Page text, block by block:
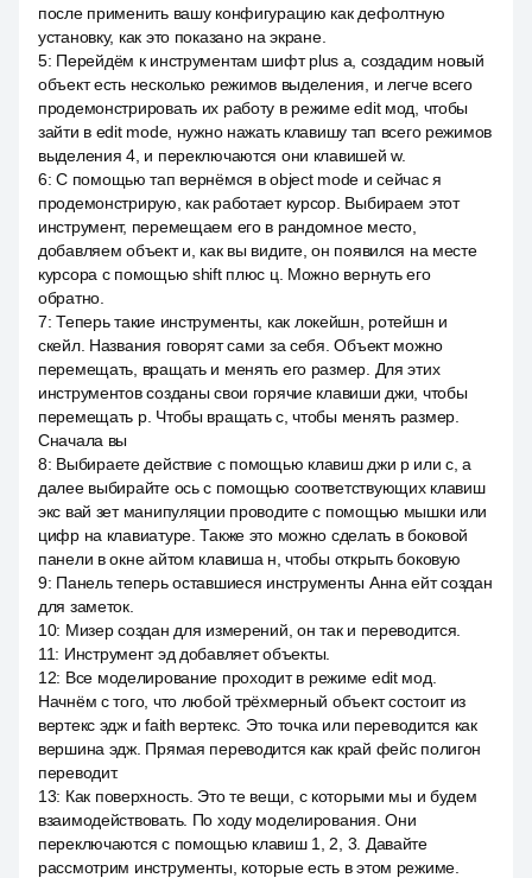
после применить вашу конфигурацию как дефолтную
установку, как это показано на экране.
5: Перейдём к инструментам шифт plus a, создадим новый
объект есть несколько режимов выделения, и легче всего
продемонстрировать их работу в режиме edit мод, чтобы
зайти в edit mode, нужно нажать клавишу тап всего режимов
выделения 4, и переключаются они клавишей w.
6:С помощью тап вернёмся в object mode и сейчас я
продемонстрирую, как работает курсор. Выбираем этот
инструмент, перемещаем его в рандомное место,
добавляем объект и, как вы видите, он появился на месте
курсора с помощью shift плюс ц. Можно вернуть его
обратно.
7:Теперь такие инструменты, как локейшн, ротейшн и
скейл. Названия говорят сами за себя. Объект можно
перемещать, вращать и менять его размер. Для этих
инструментов созданы свои горячие клавиши джи, чтобы
перемещать р. Чтобы вращать с, чтобы менять размер.
Сначала вы
8: Выбираете действие с помощью клавиш джи р или с, а
далее выбирайте ось с помощью соответствующих клавиш
экс вай зет манипуляции проводите с помощью мышки или
цифр на клавиатуре. Также это можно сделать в боковой
панели в окне айтом клавиша н, чтобы открыть боковую
9: Панель теперь оставшиеся инструменты Анна ейт создан
для заметок.
10: Мизер создан для измерений, он так и переводится.
11: Инструмент эд добавляет объекты.
12: Все моделирование проходит в режиме edit мод.
Начнём с того, что любой трёхмерный объект состоит из
вертекс эдж и faith вертекс. Это точка или переводится как
вершина эдж. Прямая переводится как край фейс полигон
переводит.
13: Как поверхность. Это те вещи, с которыми мы и будем
взаимодействовать. По ходу моделирования. Они
переключаются с помощью клавиш 1, 2, 3. Давайте
рассмотрим инструменты, которые есть в этом режиме.